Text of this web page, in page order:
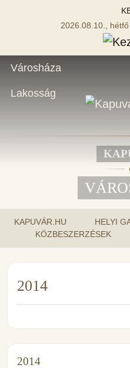
2026.08.10.,
Városháza
Lakosság
KAPUVÁR.HU
HELYI
KÖZBESZERZÉSEK
2014
2014